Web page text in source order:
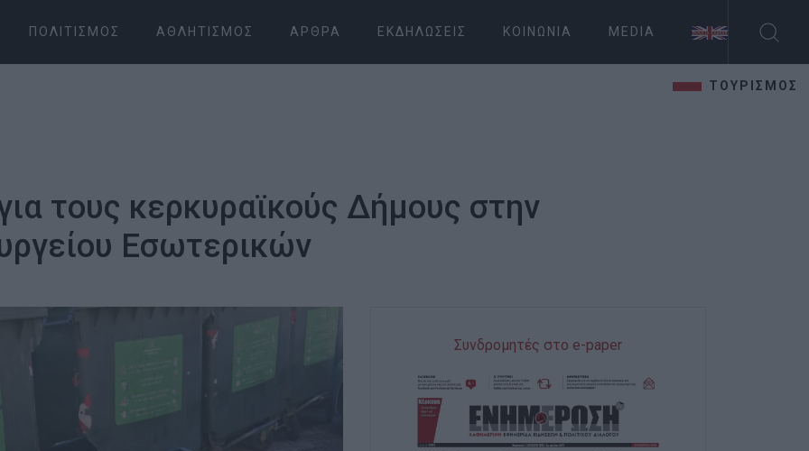
ΠΟΛΙΤΙΣΜΌΣ ΑΘΛΗΤΙΣΜΌΣ ΆΡΘΡΑ ΕΚΔΗΛΏΣΕΙΣ ΚΟΙΝΩΝΊΑ MEDIA
ΤΟΥΡΙΣΜΟΣ
τους κερκυραϊκούς Δήμους στην
Εσωτερικών
Συνδρομητές στο e-paper